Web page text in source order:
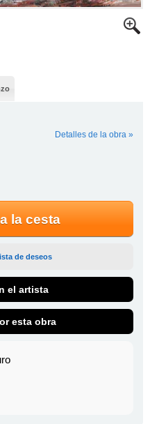
Detalles de la obra »
la cesta
de deseos
el artista
esta obra